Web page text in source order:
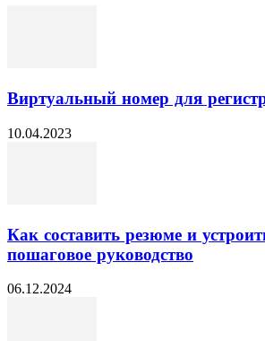
Виртуальный номер для
10.04.2023
Как составить резюме и
пошаговое руководство
06.12.2024